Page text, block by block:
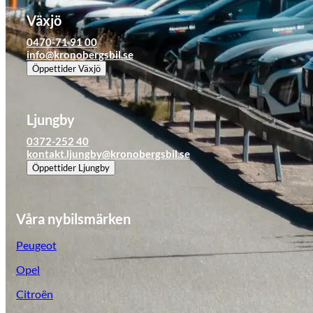
Leapmotor
Tillbehör & reservdelar
Växjö
0470-71 91 00
info@kronobergsbil.se
ÖppettiderVäxjö
Ljungby
0372-252 40
kontakt.ljungby@kronobergsbil.se
Öppettider Ljungby
Våra nybilsmärken
Peugeot
Opel
Citroën